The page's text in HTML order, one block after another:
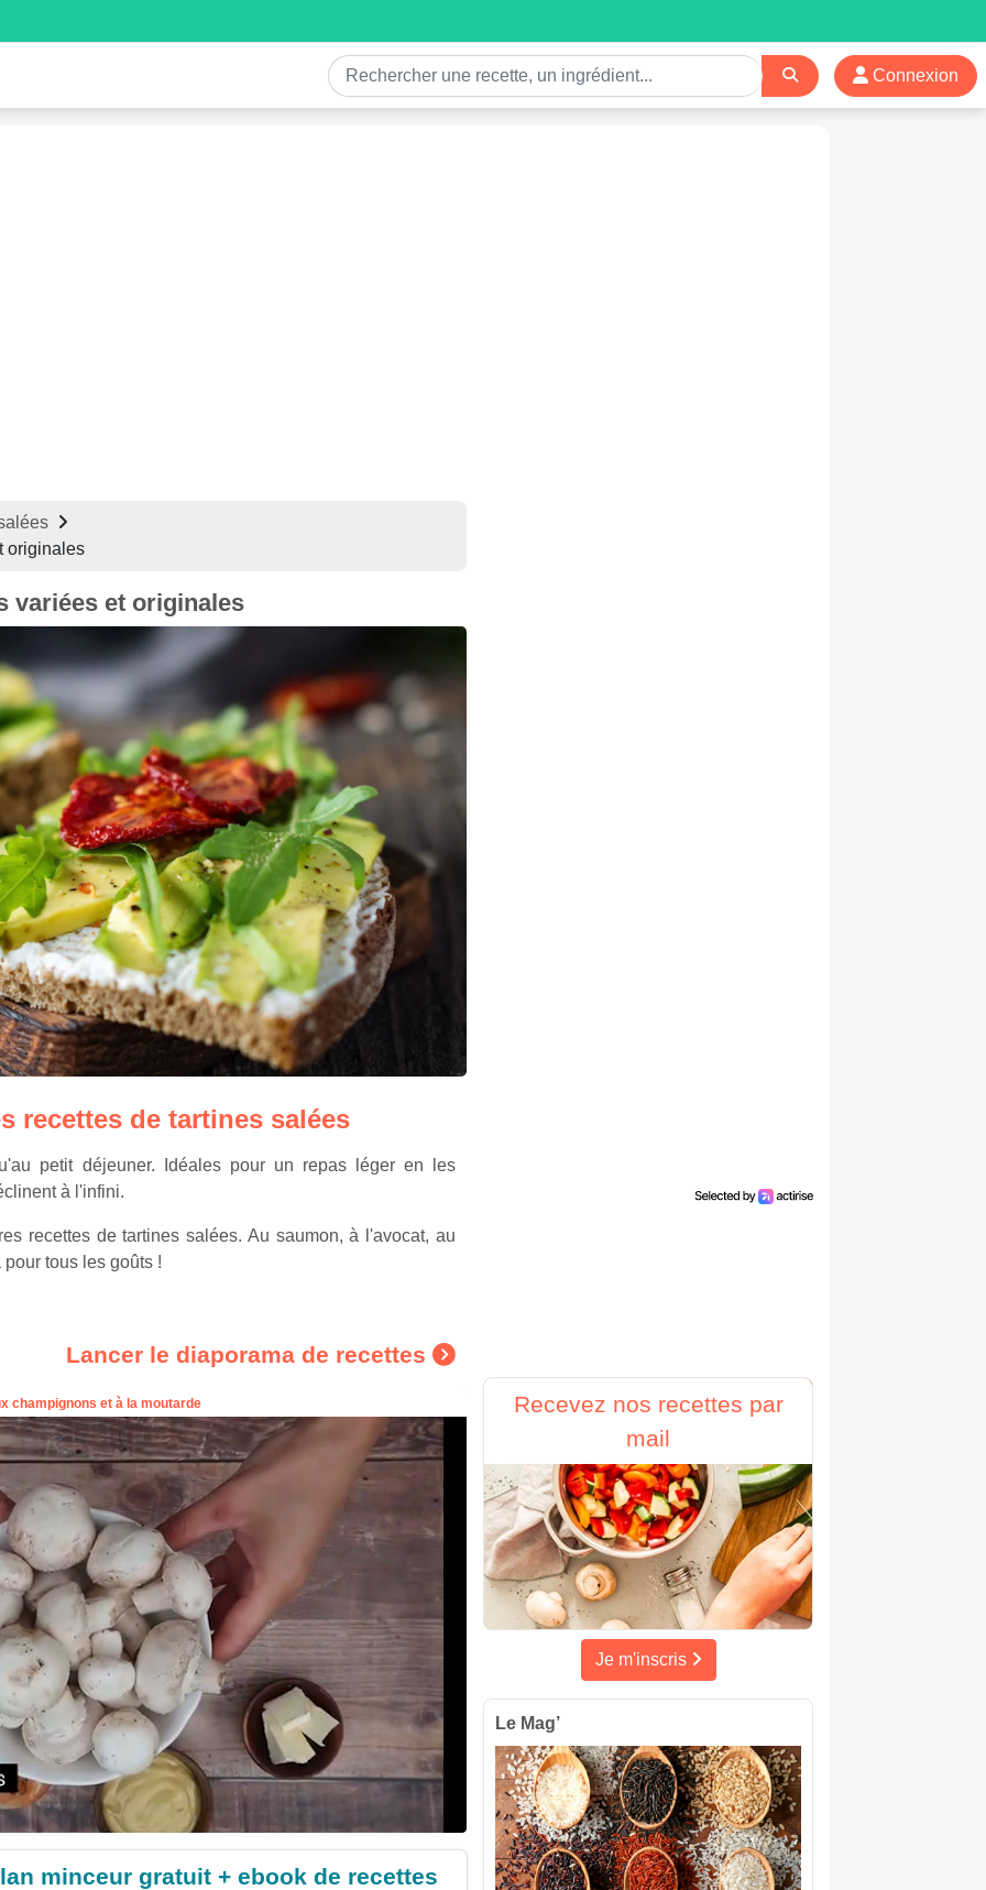
Connexion
originales
variées et originales
recettes de tartines salées
petit déjeuner. Idéales pour un repas léger en les
à l'infini.
recettes de tartines salées. Au saumon, à l'avocat, au
tous les goûts !
Lancer le diaporama de recettes
minceur gratuit + ebook de recettes
Recevez nos recettes par
mail
Je m'inscris
Le Mag’